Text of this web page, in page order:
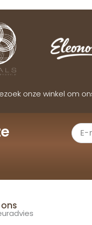
onze winkel om